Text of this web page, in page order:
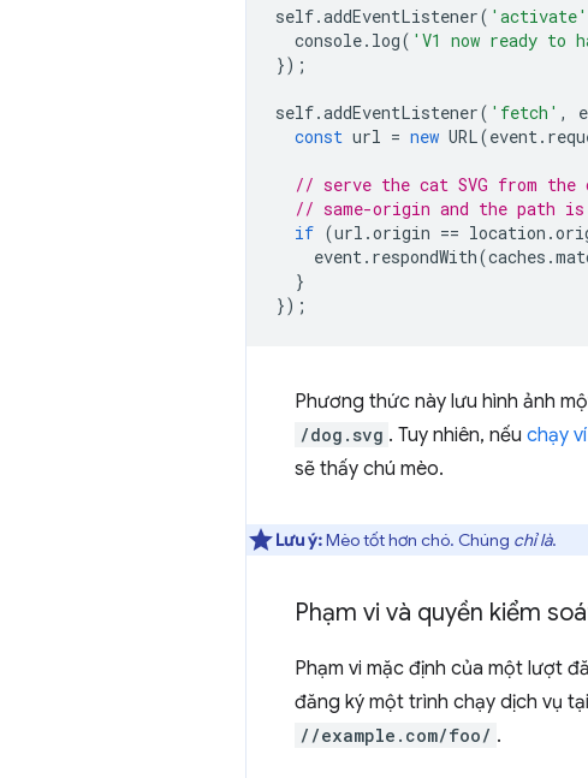
self.addEventListener( 'activate'
console. log( 'V1 now ready to
});
self.addEventListener( 'fetch' ,
const url = new URL(event.
// serve the cat SVG from
// same-origin and the path
if (url .origin == location .
event. respondWith(caches .
}
});
Phương thức này lưu hình ảnh
/dog.svg . Tuy nhiên, nếu chạy
sẽ thấy chú mèo.
Lưu ý:Mèo tốt hơn chó. Chúng chỉ là.
Phạm vi và quyền kiểm
Phạm vi mặc định của một lượt
đăng ký một trình chạy dịch vụ tại
//example.com/foo/ .